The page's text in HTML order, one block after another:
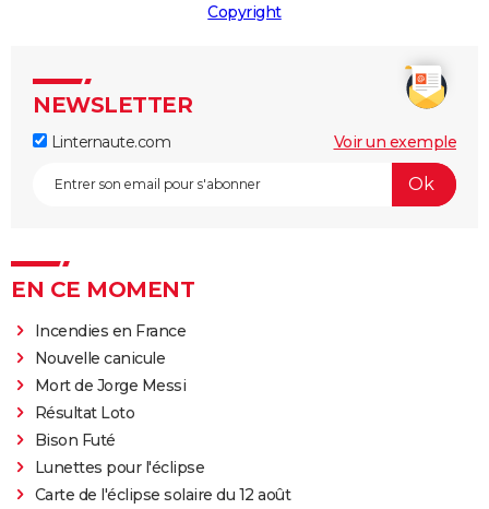
Copyright
NEWSLETTER
Linternaute.com Voir un exemple
EN CE MOMENT
Incendies en France
Nouvelle canicule
Mort de Jorge Messi
Résultat Loto
Bison Futé
Lunettes pour l'éclipse
Carte de l'éclipse solaire du 12 août